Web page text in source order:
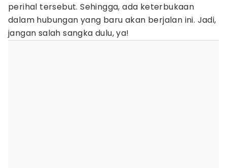
perihal tersebut. Sehingga, ada keterbukaan
dalam hubungan yang baru akan berjalan ini. Jadi,
jangan salah sangka dulu, ya!